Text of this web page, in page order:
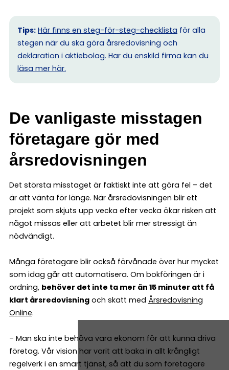
Tips: Här finns en steg-för-steg-checklista för alla
stegen när du ska göra årsredovisning och
deklaration i aktiebolag. Har du enskild firma kan du
läsa mer här.
De vanligaste misstagen
företagare gör med
årsredovisningen
Det största misstaget är faktiskt inte att göra fel – det
är att vänta för länge. När årsredovisningen blir ett
projekt som skjuts upp vecka efter vecka ökar risken att
något missas eller att arbetet blir mer stressigt än
nödvändigt.
Många företagare blir också förvånade över hur mycket
som idag går att automatisera. Om bokföringen är i
ordning, behöver det inte ta mer än 15 minuter att få
klart årsredovisning och skatt med Årsredovisning
Online.
– Man ska inte behöva vara ekonom för att kunna driva
företag. Vår vision har varit att baka in allt krångligt
regelverk i en smart tjänst, så att du som företagare